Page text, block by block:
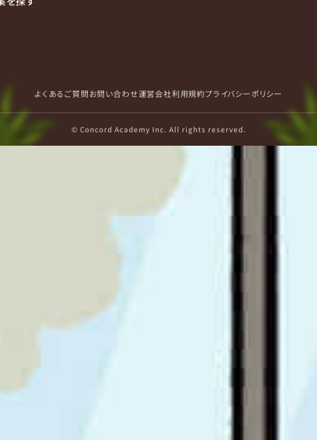
よくあるご質問お問い合わせ運営会社利用規約プライバシーポリシー
© Concord Academy Inc. All rights reserved.